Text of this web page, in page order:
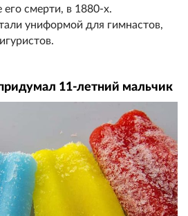
смерти, в 1880-х.
униформой для гимнастов,
11-летний мальчик